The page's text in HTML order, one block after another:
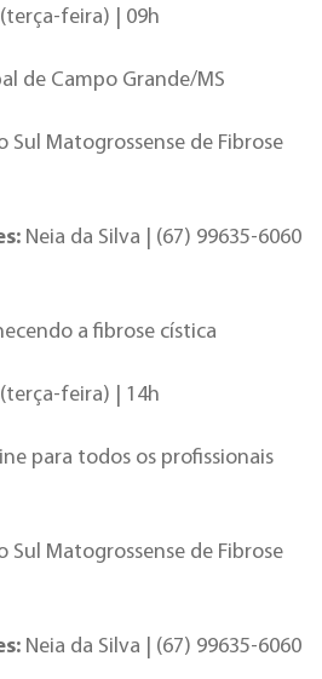
feira) | 09h
de Campo Grande/MS
Sul Matogrossense de Fibrose
Neia da Silva | (67) 99635-6060
a fibrose cística
feira) | 14h
para todos os profissionais
Sul Matogrossense de Fibrose
Neia da Silva | (67) 99635-6060